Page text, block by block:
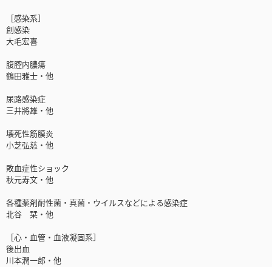
［感染系］
創感染
大毛宏喜
腹腔内膿瘍
鶴田雅士・他
尿路感染症
三井將雄・他
壊死性筋膜炎
小芝弘慈・他
敗血症性ショック
秋元寿文・他
各種薬剤耐性菌・真菌・ウイルスなどによる感染症
北谷 栞・他
［心・血管・血液凝固系］
後出血
川本潤一郎・他